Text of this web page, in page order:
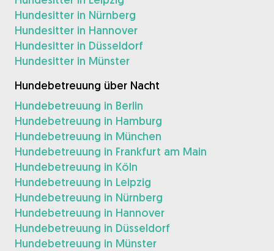
Hundesitter in Nürnberg
Hundesitter in Hannover
Hundesitter in Düsseldorf
Hundesitter in Münster
Hundebetreuung über Nacht
Hundebetreuung in Berlin
Hundebetreuung in Hamburg
Hundebetreuung in München
Hundebetreuung in Frankfurt am Main
Hundebetreuung in Köln
Hundebetreuung in Leipzig
Hundebetreuung in Nürnberg
Hundebetreuung in Hannover
Hundebetreuung in Düsseldorf
Hundebetreuung in Münster